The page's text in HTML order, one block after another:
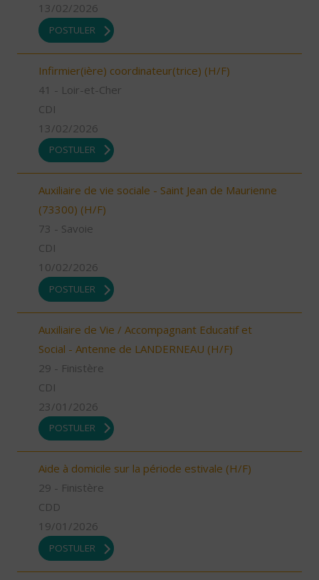
13/02/2026
POSTULER
Infirmier(ière) coordinateur(trice) (H/F)
41 - Loir-et-Cher
CDI
13/02/2026
POSTULER
Auxiliaire de vie sociale - Saint Jean de Maurienne
(73300) (H/F)
73 - Savoie
CDI
10/02/2026
POSTULER
Auxiliaire de Vie / Accompagnant Educatif et
Social - Antenne de LANDERNEAU (H/F)
29 - Finistère
CDI
23/01/2026
POSTULER
Aide à domicile sur la période estivale (H/F)
29 - Finistère
CDD
19/01/2026
POSTULER